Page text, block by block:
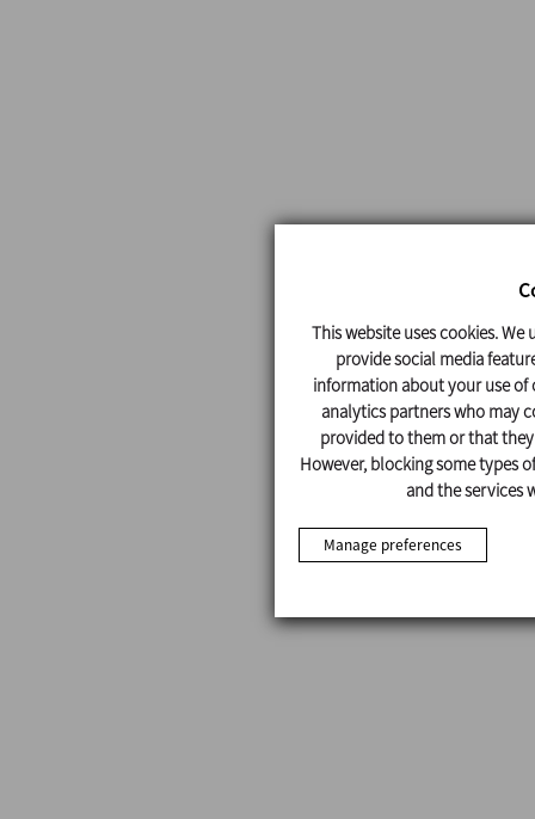
This website uses cookies.
provide social media
information about your use of
analytics partners who may
provided to them or that
However, blocking some types
and the services
Manage preferences